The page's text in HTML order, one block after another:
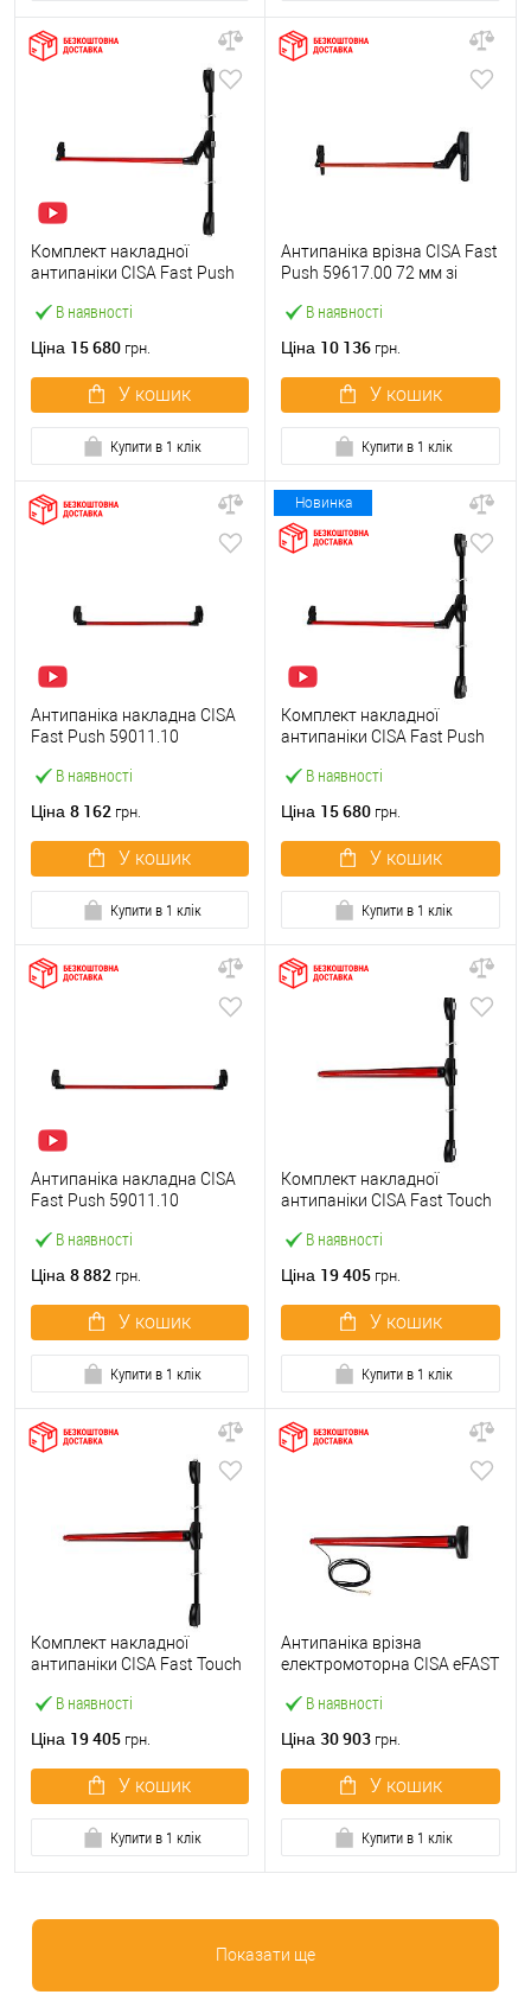
В наявності
Комплект накладної
антипаніки CISA Fast Push
точковий вверх-вниз
Ціна 15 680 грн.
У кошик
Купити в 1 клік
В наявності
Антипаніка врізна CISA Fast
Push 59617.00 72 мм зі
Ціна 10 136 грн.
У кошик
Купити в 1 клік
В наявності
Антипаніка накладна CISA
Fast Push 59011.10
штангою 900 мм червона
Ціна 8 162 грн.
У кошик
Купити в 1 клік
Новинка
В наявності
Комплект накладної
антипаніки CISA Fast Push
точковий вбік червона
Ціна 15 680 грн.
У кошик
Купити в 1 клік
В наявності
Антипаніка накладна CISA
Fast Push 59011.10
штангою 1500 мм червона
Ціна 8 882 грн.
У кошик
Купити в 1 клік
В наявності
Комплект накладної
антипаніки CISA Fast Touch
точковий вбік червона
Ціна 19 405 грн.
У кошик
Купити в 1 клік
В наявності
Комплект накладної
антипаніки CISA Fast Touch
точковий вверх-вниз
Ціна 19 405 грн.
У кошик
Купити в 1 клік
В наявності
Антипаніка врізна
електромоторна CISA eFAST
Ціна 30 903 грн.
У кошик
Купити в 1 клік
Показати ще